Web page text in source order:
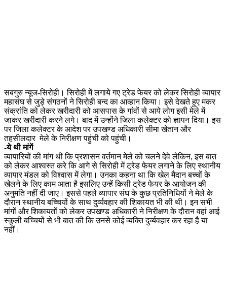
सबगुरु न्यूज-सिरोही। सिरोही में लगाये गए ट्रेड फेयर को लेकर सिरोही व्यापार
महासंघ से जुड़े संगठनों ने सिरोही बन्द का आव्हान किया। इसे देखते हुए मकर
संक्रांति को लेकर खरीदारी को आसपास के गांवों से आये लोग इसी मेले में
जाकर खरीदारी करने लगे। बाद में उन्होंने जिला कलेक्टर को ज्ञापन दिया। इस
पर जिला कलेक्टर के आदेश पर उपखण्ड अधिकारी सीमा खेतान और
तहसीलदार मेले के निरीक्षण पहुंची को पहुंची।
-ये थी मांगें
व्यापारियों की मांग थी कि प्रशासन वर्तमान मेले को चलने देवे लेकिन, इस बात
को लेकर आश्वस्त करे कि आगे से सिरोही में ट्रेड फेयर लगाने के लिए स्थानीय
व्यापार मंडल को विश्वास में लेगा। उनका कहना था कि खेल मैदान बच्चों के
खेलने के लिए काम आता है इसलिए उन्हें किसी ट्रेड फेयर के आयोजन की
अनुमति नहीं दी जाए। इससे पहले व्यापार संघ के कुछ प्रतिनिधियों ने मेले के
दौरान स्थानीय बच्चियों के साथ दुर्व्यवहार की शिकायत भी की थी। इन सभी
मांगों और शिकायतों को लेकर उपखण्ड अधिकारी ने निरीक्षण के दौरान वहां आई
स्कूली बच्चियों से भी बात की कि उनसे कोई व्यक्ति दुर्व्यवहार कर रहा है या
नहीं।